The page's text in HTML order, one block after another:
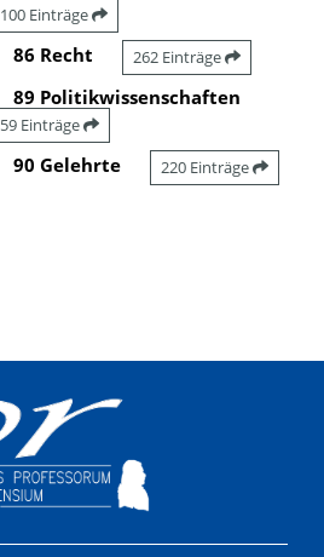
100 Einträge
86 Recht 262 Einträge
89 Politikwissenschaften
59 Einträge
90 Gelehrte 220 Einträge